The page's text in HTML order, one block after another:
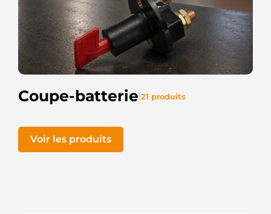
Coupe-batterie|21 produits
Voir les produits